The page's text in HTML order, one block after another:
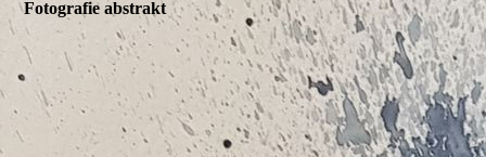
Fotografie abstrakt